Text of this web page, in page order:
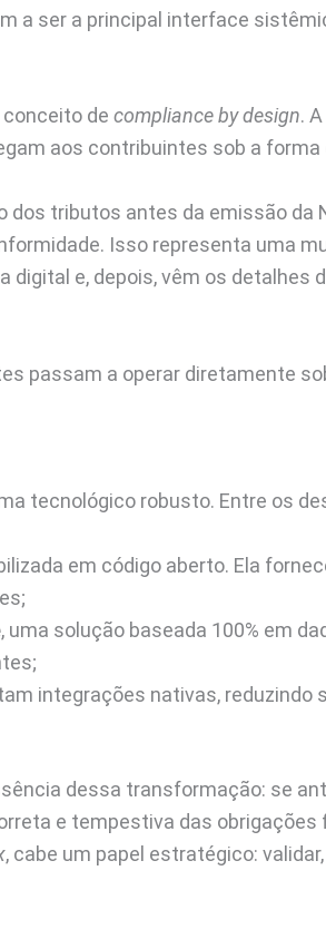
a ser a principal interface
de compliance by design.
aos contribuintes sob a forma
dos tributos antes da emissão da
Isso representa uma
e, depois, vêm os detalhes
passam a operar diretamente
tecnológico robusto. Entre os
em código aberto. Ela
, uma solução baseada 100% em
integrações nativas, reduzindo
dessa transformação: se
e tempestiva das obrigações
, cabe um papel estratégico: